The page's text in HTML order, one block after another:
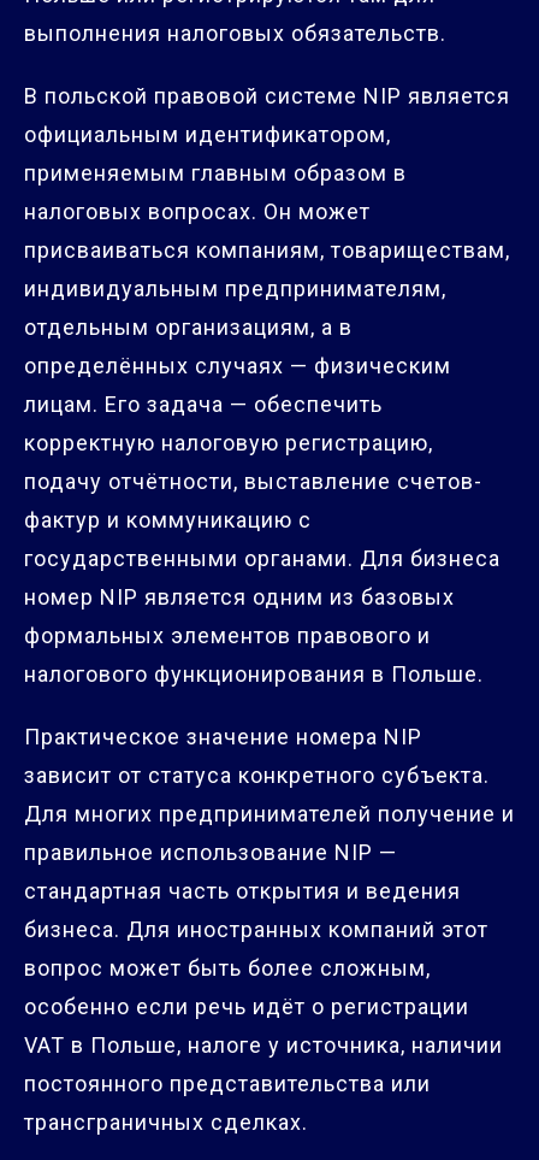
выполнения налоговых обязательств.
В польской правовой системе NIP является
официальным идентификатором,
применяемым главным образом в
налоговых вопросах. Он может
присваиваться компаниям, товариществам,
индивидуальным предпринимателям,
отдельным организациям, а в
определённых случаях — физическим
лицам. Его задача — обеспечить
корректную налоговую регистрацию,
подачу отчётности, выставление счетов-
фактур и коммуникацию с
государственными органами. Для бизнеса
номер NIP является одним из базовых
формальных элементов правового и
налогового функционирования в Польше.
Практическое значение номера NIP
зависит от статуса конкретного субъекта.
Для многих предпринимателей получение и
правильное использование NIP —
стандартная часть открытия и ведения
бизнеса. Для иностранных компаний этот
вопрос может быть более сложным,
особенно если речь идёт о регистрации
VAT в Польше, налоге у источника, наличии
постоянного представительства или
трансграничных сделках.